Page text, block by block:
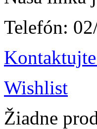
Telefón:
Wishlist
Žiadne